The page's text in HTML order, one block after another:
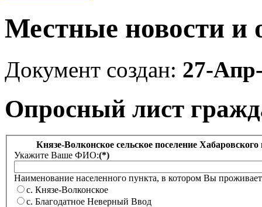
Местные новости и
Документ создан: 27-
Опросный лист
Князе-Волконское сельское поселение
Укажите Ваше ФИО:(*)
Наименование населенного пункта, в котором Вы
с. Князе-Волконское
с. Благодатное Неверный Ввод